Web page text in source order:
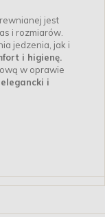
jest
i rozmiarów.
jedzenia, jak i
i higienę.
w oprawie
elegancki i